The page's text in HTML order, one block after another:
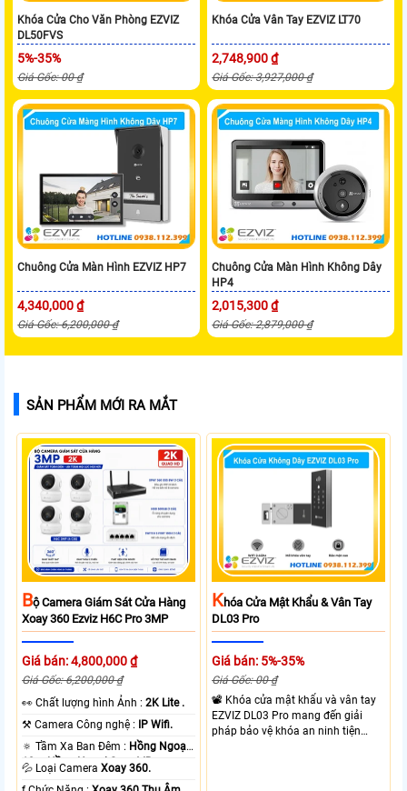
Khóa Cửa Cho Văn Phòng EZVIZ
DL50FVS
5%-35%
Giá Gốc: 00 ₫
Khóa Cửa Vân Tay EZVIZ LT70
2,748,900 ₫
Giá Gốc: 3,927,000 ₫
Chuông Cửa Màn Hình EZVIZ HP7
4,340,000 ₫
Giá Gốc: 6,200,000 ₫
Chuông Cửa Màn Hình Không Dây
HP4
2,015,300 ₫
Giá Gốc: 2,879,000 ₫
SẢN PHẨM MỚI RA MẮT
BỘ Camera Giám Sát Cửa Hàng
Xoay 360 Ezviz H6C Pro 3MP
Giá bán: 4,800,000 ₫
Giá Gốc: 6,200,000 ₫
️👀 Chất lượng hình Ảnh :2K Lite .
⚒ Camera Công nghệ :
IP Wifi.
🔅 Tầm Xa Ban Đêm : Hồng Ngoại
10m Hồng Ngoại Smart IR.
💦 Loại CameraXoay 360.
KHóa Cửa Mật Khẩu & Vân Tay
DL03 Pro
Giá bán: 5%-35%
Giá Gốc: 00 ₫
📽 Khóa cửa mật khẩu và vân tay
EZVIZ DL03 Pro mang đến giải
pháp bảo vệ khóa an ninh tiện